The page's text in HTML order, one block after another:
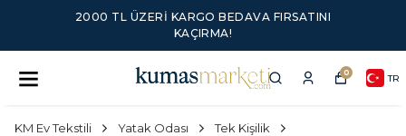
2000 TL ÜZERI KARGO BEDAVA FIRSATINI
KAÇIRMA!
0 TR
KM Ev Tekstili Yatak Odası
Tek Kişilik